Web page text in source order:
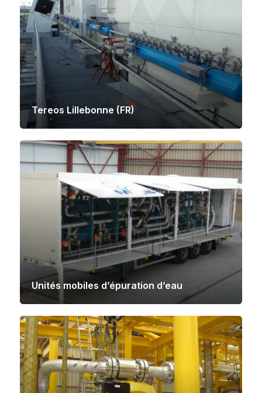
Tereos Lillebonne (FR)
Unités mobiles d’épuration d’eau